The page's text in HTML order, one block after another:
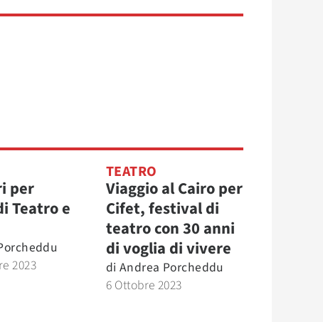
per
Teatro e
2023
TEATRO
Viaggio al Cairo per
Cifet, festival di
teatro con 30 anni
di voglia di vivere
di Andrea Porcheddu
6 Ottobre 2023